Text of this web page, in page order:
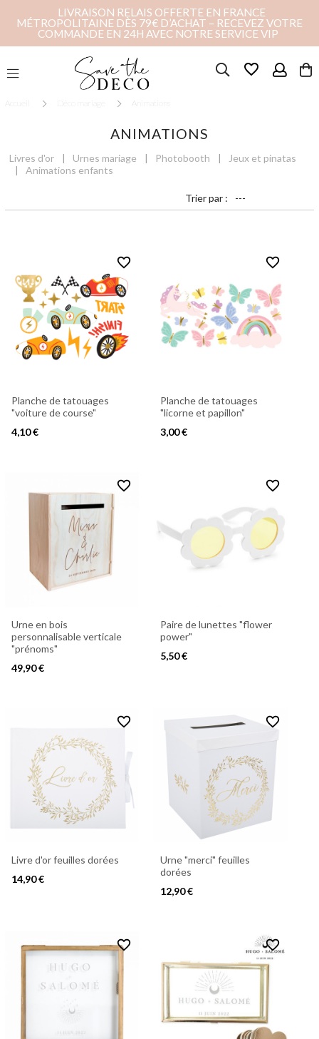
LIVRAISON RELAIS OFFERTE EN FRANCE
MÉTROPOLITAINE DÈS 79€ D’ACHAT – RECEVEZ VOTRE
COMMANDE EN 24H AVEC NOTRE SERVICE VIP
favorite_border
Accueil Déco mariage Animations
ANIMATIONS
Livres d'or Urnes mariage Photobooth
Jeux et pinatas
Animations enfants
Trier par :
favorite_border
Planche de tatouages
"voiture de course"
4,10 €
favorite_border
Planche de tatouages
"licorne et papillon"
3,00 €
favorite_border
Urne en bois
personnalisable verticale
"prénoms"
49,90 €
favorite_border
Paire de lunettes "flower
power"
5,50 €
favorite_border
Livre d'or feuilles dorées
14,90 €
favorite_border
Urne "merci" feuilles
dorées
12,90 €
favorite_border favorite_border